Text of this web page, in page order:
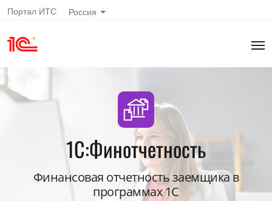
Портал ИТС Россия
1С:Финотчетность
Финансовая отчетность заемщика в
программах 1С